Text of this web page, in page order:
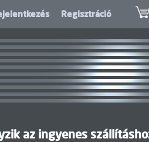
Regisztráció
az ingyenes